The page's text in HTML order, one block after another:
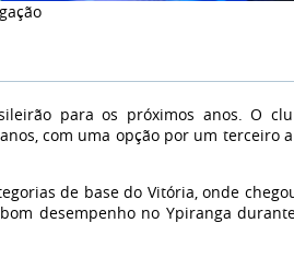
para os próximos anos. O
com uma opção por um terceiro
de base do Vitória, onde
desempenho no Ypiranga